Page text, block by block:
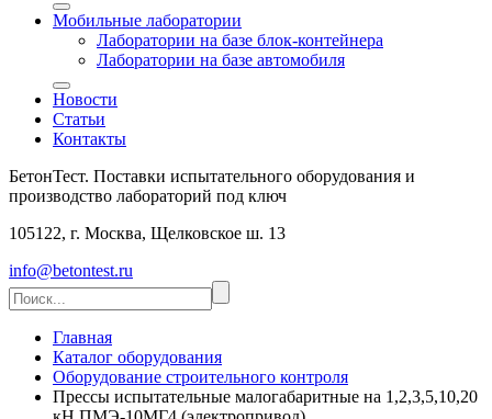
Мобильные лаборатории
Лаборатории на базе блок-контейнера
Лаборатории на базе автомобиля
Новости
Статьи
Контакты
БетонТест. Поставки испытательного оборудования и
производство лабораторий под ключ
105122, г. Москва, Щелковское ш. 13
info@betontest.ru
Главная
Каталог оборудования
Оборудование строительного контроля
Прессы испытательные малогабаритные на 1,2,3,5,10,20